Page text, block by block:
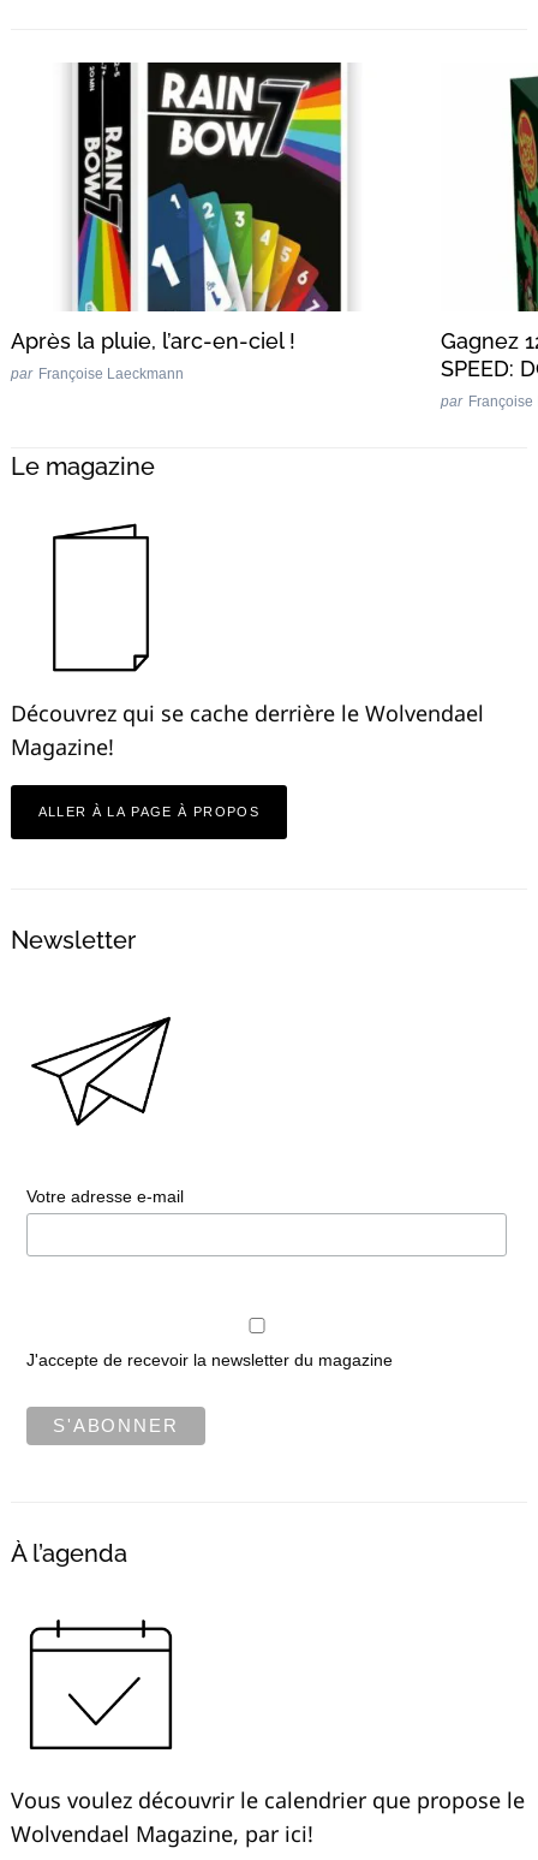
Après la pluie, l’arc-en-ciel !
par Françoise Laeckmann
Gagnez
SPEED:
par
Le magazine
Découvrez qui se cache derrière le Wolvendael
Magazine!
ALLER À LA PAGE À PROPOS
Newsletter
Votre adresse e-mail
J'accepte de recevoir la newsletter du magazine
À l’agenda
Vous voulez découvrir le calendrier que propose le
Wolvendael Magazine, par ici!